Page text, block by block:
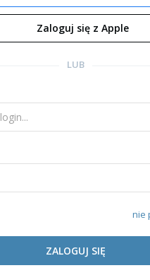
Zaloguj się z Apple
LUB
nie
ZALOGUJ SIĘ